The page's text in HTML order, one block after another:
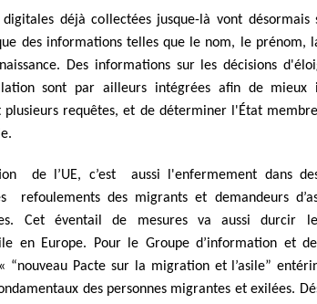
déjà collectées jusque-là vont désormais
des informations telles que le nom, le prénom,
Des informations sur les décisions
sont par ailleurs intégrées afin de mieux
plusieurs requêtes, et de déterminer l'État
de l’UE, c’est aussi l'enfermement dans
des migrants et demandeurs
Cet éventail de mesures va aussi durcir
en Europe. Pour le Groupe d’information et
“nouveau Pacte sur la migration et l’asile”
des personnes migrantes et exilées.